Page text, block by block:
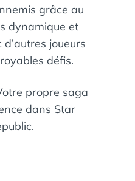
grâce au
dynamique et
joueurs
défis.
propre saga
dans Star